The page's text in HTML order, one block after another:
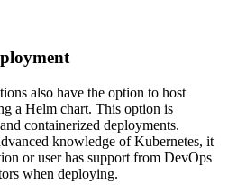
also have the option to host
a Helm chart. This option is
containerized deployments.
knowledge of Kubernetes, it
or user has support from DevOps
when deploying.